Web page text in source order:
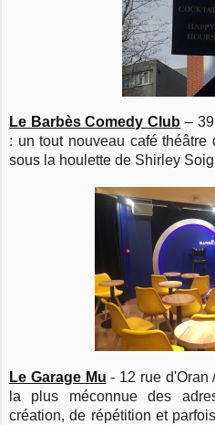
Le Barbès Comedy Club –
: un tout nouveau café théâtre
sous la houlette de Shirley
Le Garage Mu - 12 rue d'Oran
la plus méconnue des
création, de répétition et